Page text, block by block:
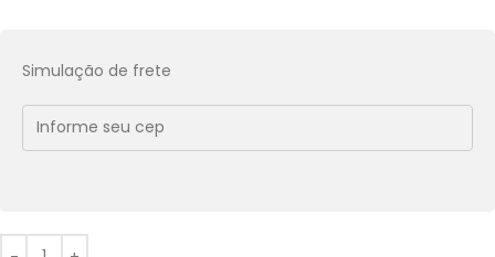
Simulação de frete